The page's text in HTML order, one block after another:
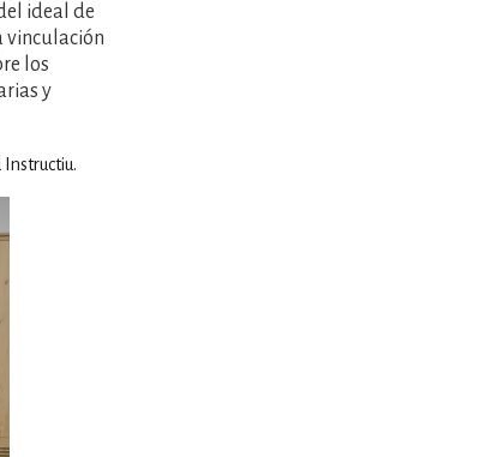
ideal de
vinculación
los
y
Instructiu.